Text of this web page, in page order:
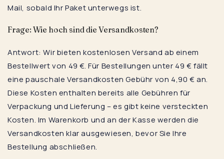
Mail, sobald Ihr Paket unterwegs ist.
Frage: Wie hoch sind die Versandkosten?
Antwort: Wir bieten kostenlosen Versand ab einem
Bestellwert von 49 €. Für Bestellungen unter 49 € fällt
eine pauschale Versandkosten Gebühr von 4,90 € an.
Diese Kosten enthalten bereits alle Gebühren für
Verpackung und Lieferung – es gibt keine versteckten
Kosten. Im Warenkorb und an der Kasse werden die
Versandkosten klar ausgewiesen, bevor Sie Ihre
Bestellung abschließen.